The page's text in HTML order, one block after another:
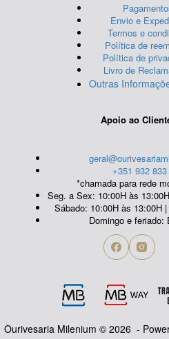
Envio e
Termos e
Política de
Política de
Livro de
Outras
Apoio ao
+351 932
*chamada para rede
Seg. a Sex: 10:00H às
Sábado: 10:00H às 13:00H
Domingo e feriado:
Ourivesaria Milenium © 2026 -